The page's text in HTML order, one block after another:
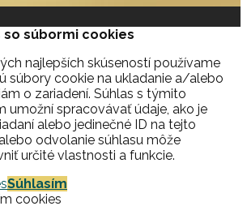
so súbormi cookies
najlepších skúseností používame
súbory cookie na ukladanie a/alebo
o zariadení. Súhlas s týmito
umožní spracovávať údaje, ako je
alebo jedinečné ID na tejto
odvolanie súhlasu môže
určité vlastnosti a funkcie.
Súhlasím
cookies